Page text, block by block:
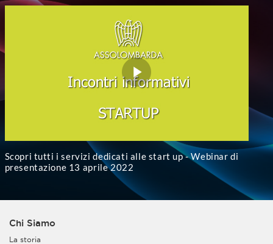
Scopri tutti i servizi dedicati alle start up - Webinar di
presentazione 13 aprile 2022
Chi Siamo
La storia